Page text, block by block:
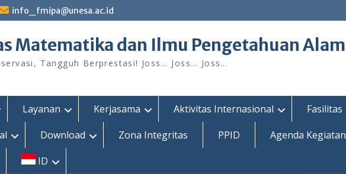
info_fmipa@unesa.ac.id
Matematika dan Ilmu Pengetahuan Alam
Tangguh Berprestasi! Joss… Joss… Joss…
Layanan Kerjasama Aktivitas Internasional Fasilitas
Download Zona Integritas PPID Agenda Kegiatan
ID